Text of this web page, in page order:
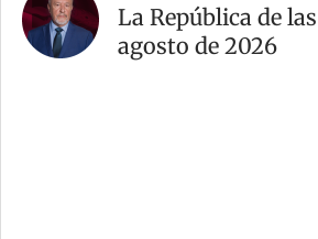
La República de
agosto de 2026